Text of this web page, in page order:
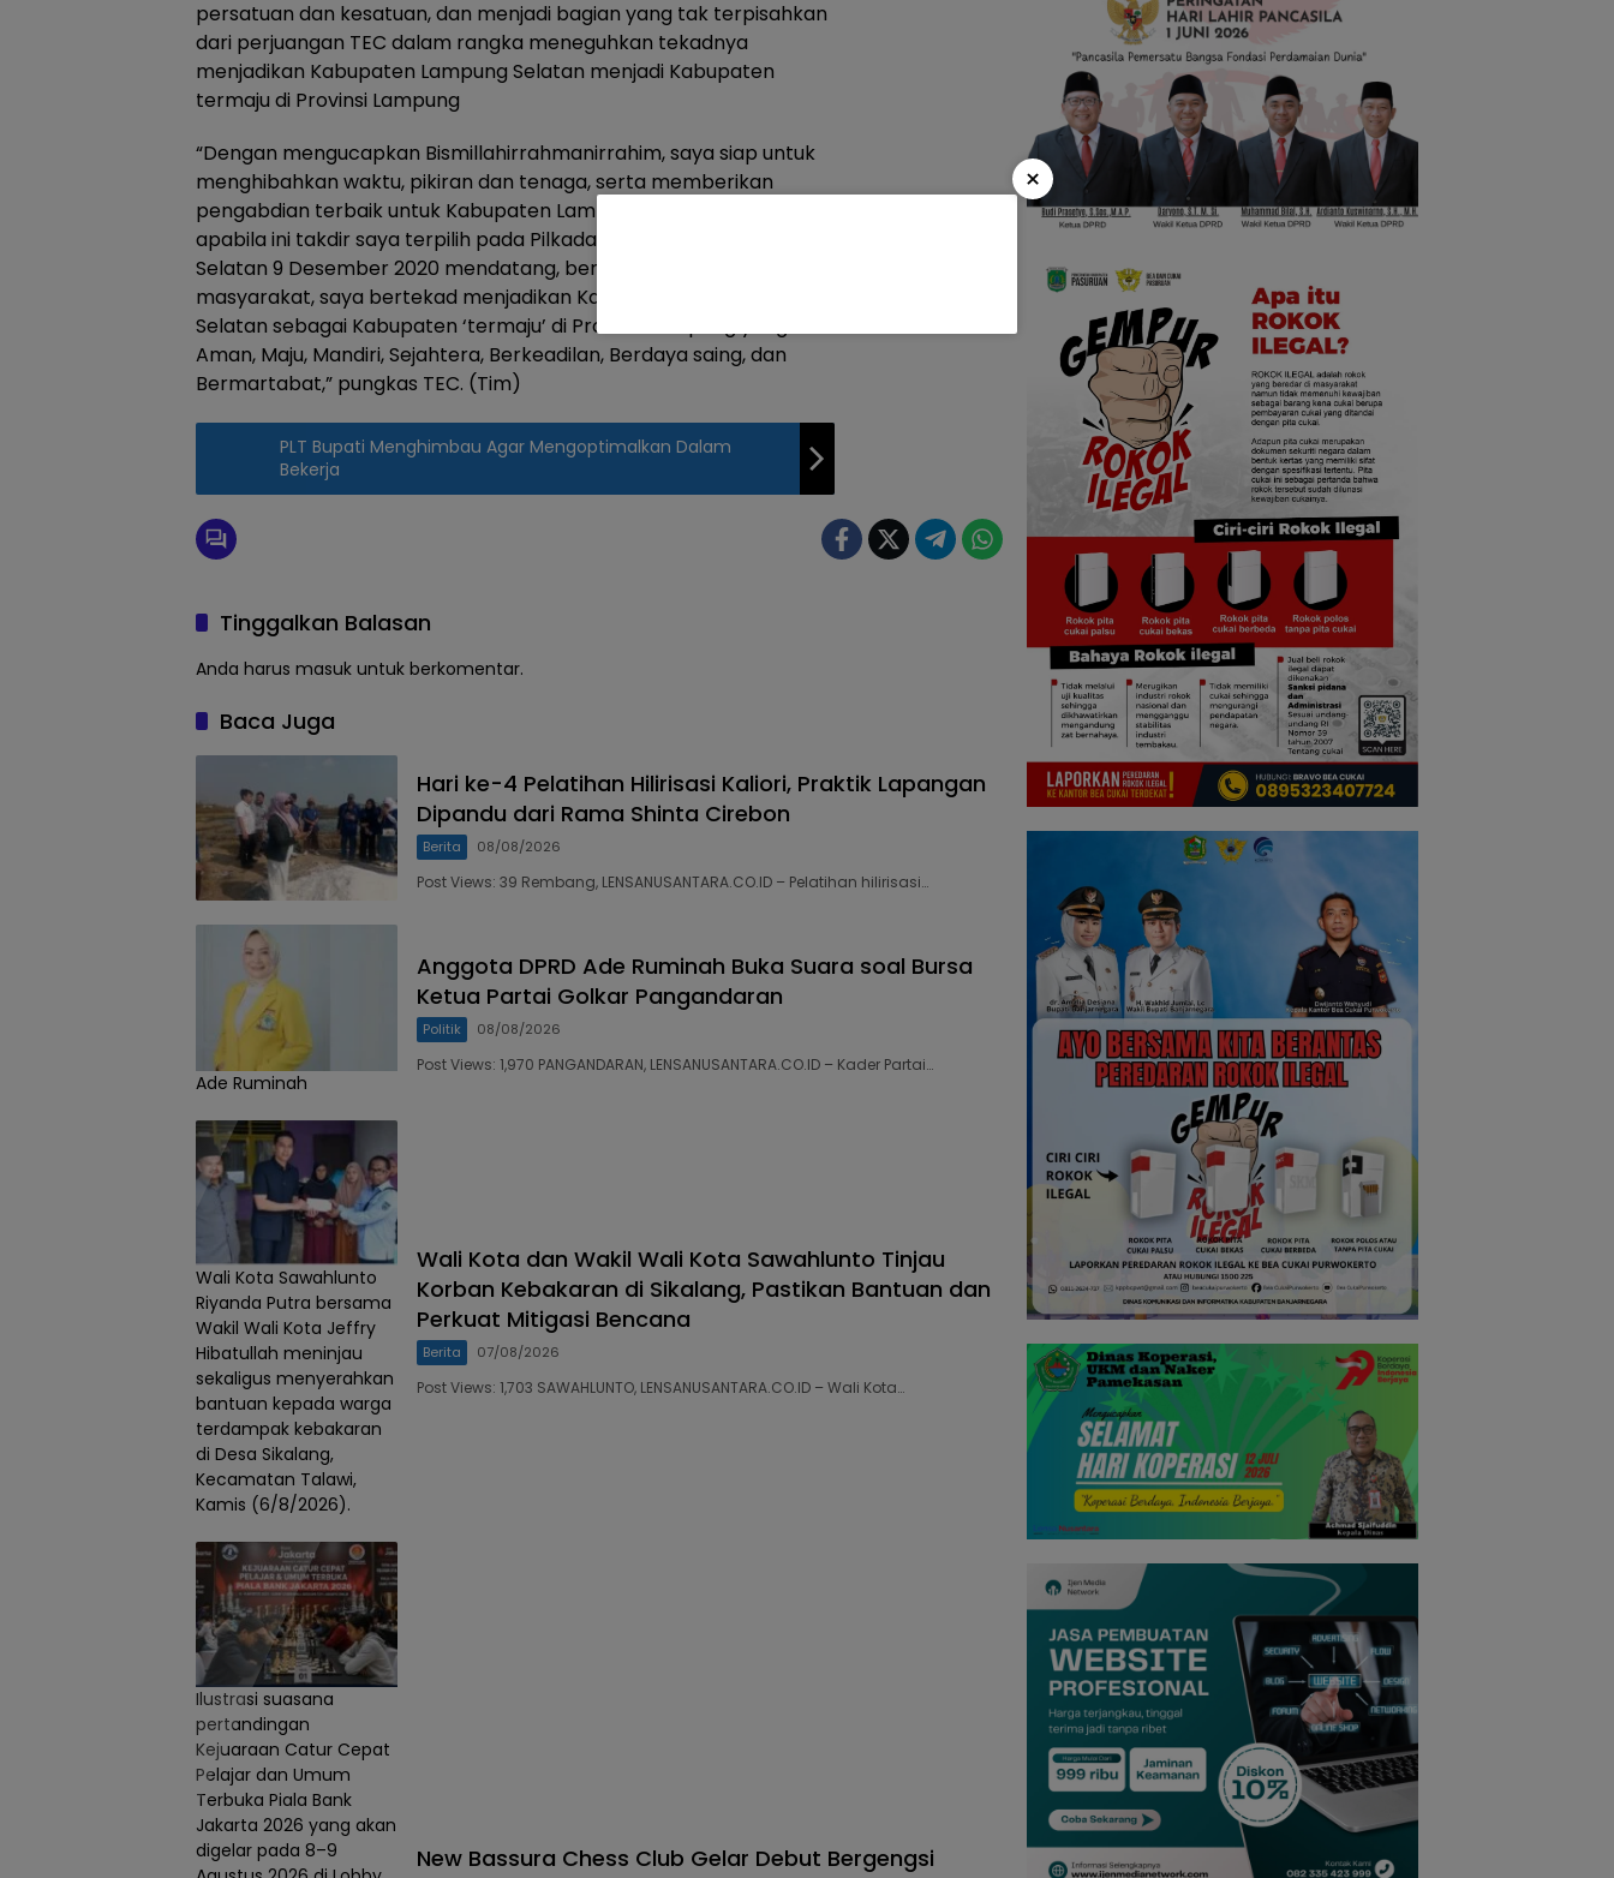
persatuan dan kesatuan, dan menjadi bagian yang tak terpisahkan
dari perjuangan TEC dalam rangka meneguhkan tekadnya
menjadikan Kabupaten Lampung Selatan menjadi Kabupaten
termaju di Provinsi Lampung
“Dengan mengucapkan Bismillahirrahmanirrahim, saya siap untuk
menghibahkan waktu, pikiran dan tenaga, serta memberikan
pengabdian terbaik untuk Kabupaten Lampung Selatan. Insya Allah
apabila ini takdir saya terpilih pada Pilkada Kabupaten Lampung
Selatan 9 Desember 2020 mendatang, bersama seluruh elemen
masyarakat, saya bertekad menjadikan Kabupaten Lampung
Selatan sebagai Kabupaten ‘termaju’ di Provinsi Lampung yang
Aman, Maju, Mandiri, Sejahtera, Berkeadilan, Berdaya saing, dan
Bermartabat,” pungkas TEC. (Tim)
PLT Bupati Menghimbau Agar Mengoptimalkan Dalam
Bekerja
Tinggalkan Balasan
Anda harus masuk untuk berkomentar.
Baca Juga
Hari ke-4 Pelatihan Hilirisasi Kaliori, Praktik Lapangan
Dipandu dari Rama Shinta Cirebon
Berita 08/08/2026
Post Views: 39 Rembang, LENSANUSANTARA.CO.ID – Pelatihan hilirisasi…
Ade Ruminah
Anggota DPRD Ade Ruminah Buka Suara soal Bursa
Ketua Partai Golkar Pangandaran
Politik 08/08/2026
Post Views: 1,970 PANGANDARAN, LENSANUSANTARA.CO.ID – Kader Partai…
Wali Kota Sawahlunto
Riyanda Putra bersama
Wakil Wali Kota Jeffry
Hibatullah meninjau
sekaligus menyerahkan
bantuan kepada warga
terdampak kebakaran
di Desa Sikalang,
Kecamatan Talawi,
Kamis (6/8/2026).
Wali Kota dan Wakil Wali Kota Sawahlunto Tinjau
Korban Kebakaran di Sikalang, Pastikan Bantuan dan
Perkuat Mitigasi Bencana
Berita 07/08/2026
Post Views: 1,703 SAWAHLUNTO, LENSANUSANTARA.CO.ID – Wali Kota…
Ilustrasi suasana
pertandingan
Kejuaraan Catur Cepat
Pelajar dan Umum
Terbuka Piala Bank
Jakarta 2026 yang akan
digelar pada 8–9
New Bassura Chess Club Gelar Debut Bergengsi
×